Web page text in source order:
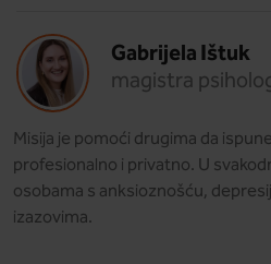
Gabrijela Ištuk
magistra
Misija je pomoći drugima da
profesionalno i privatno. U
osobama s anksioznošću,
izazovima.